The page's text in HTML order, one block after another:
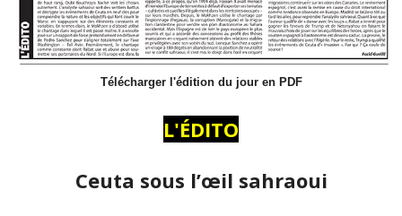
Télécharger l'édition du jour en PDF
L'ÉDITO
Ceuta sous l’œil sahraoui